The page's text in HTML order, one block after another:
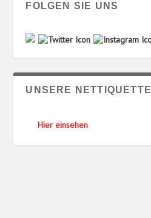
FOLGEN SIE UNS
UNSERE NETTIQUETTE
Hier einsehen